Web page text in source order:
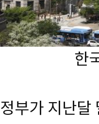
한
정부가 지난달